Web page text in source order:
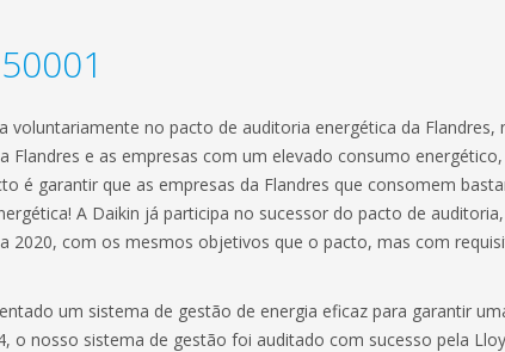
voluntariamente no pacto de auditoria energética da
Flandres e as empresas com um elevado consumo
é garantir que as empresas da Flandres que consomem
A Daikin já participa no sucessor do pacto de
2020, com os mesmos objetivos que o pacto, mas com
um sistema de gestão de energia eficaz para garantir
o nosso sistema de gestão foi auditado com sucesso pela